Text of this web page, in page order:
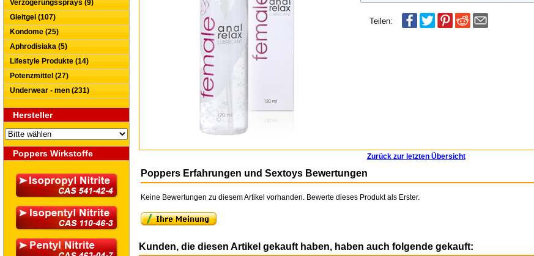
Verzögerungssprays (9)
Gleitgel (107)
Kondome (25)
Aphrodisiaka (5)
Lifestyle Produkte (14)
Potenzmittel (27)
Underwear - men (231)
Hersteller
Poppers Wirkstoffe
Teilen:
Zurück zur letzten Übersicht
Poppers Erfahrungen und Sextoys Bewertungen
Keine Bewertungen zu diesem Artikel vorhanden. Bewerte dieses Produkt als Erster.
Kunden, die diesen Artikel gekauft haben, haben auch folgende gekauft: